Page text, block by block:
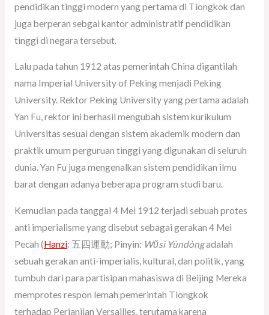
pendidikan tinggi modern yang pertama di Tiongkok dan
juga berperan sebgai kantor administratif pendidikan
tinggi di negara tersebut.
Lalu pada tahun 1912 atas pemerintah China digantilah
nama Imperial University of Peking menjadi Peking
University. Rektor Peking University yang pertama adalah
Yan Fu, rektor ini berhasil mengubah sistem kurikulum
Universitas sesuai dengan sistem akademik modern dan
praktik umum perguruan tinggi yang digunakan di seluruh
dunia. Yan Fu juga mengenalkan sistem pendidikan ilmu
barat dengan adanya beberapa program studi baru.
Kemudian pada tanggal 4 Mei 1912 terjadi sebuah protes
anti imperialisme yang disebut sebagai gerakan 4 Mei
Pecah (Hanzi: 五四運動; Pinyin: Wǔsì Yùndòngadalah
sebuah gerakan anti-imperialis, kultural, dan politik, yang
tumbuh dari para partisipan mahasiswa di Beijing Mereka
memprotes respon lemah pemerintah Tiongkok
terhadap Perjanjian Versailles, terutama karena